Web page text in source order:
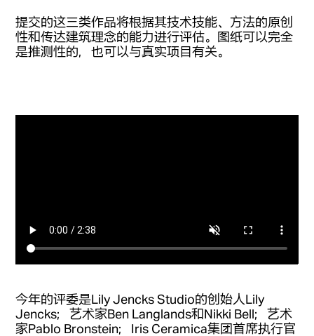
提交的这三类作品将根据其技术技能、方法的原创
性和传达建筑理念的能力进行评估。图纸可以完全
是推测性的，也可以与真实项目有关。
今年的评委是Lily Jencks Studio的创始人Lily
Jencks；艺术家Ben Langlands和Nikki Bell；艺术
家Pablo Bronstein；Iris Ceramica集团首席执行官